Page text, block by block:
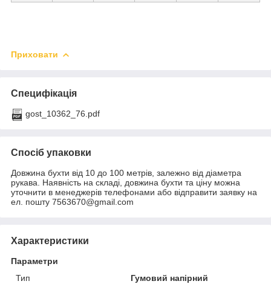
Приховати
Специфікація
gost_10362_76.pdf
Спосіб упаковки
Довжина бухти від 10 до 100 метрів, залежно від діаметра
рукава. Наявність на складі, довжина бухти та ціну можна
уточнити в менеджерів телефонами або відправити заявку на
ел. пошту 7563670@gmail.com
Характеристики
Параметри
Тип
Гумовий напірний